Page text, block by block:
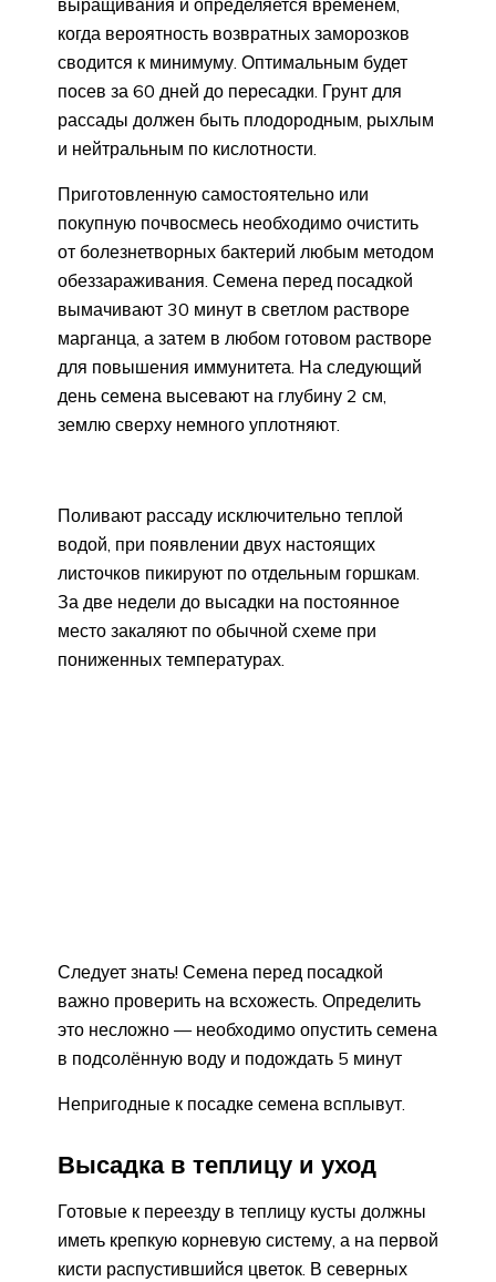
когда вероятность возвратных заморозков
сводится к минимуму. Оптимальным будет
посев за 60 дней до пересадки. Грунт для
рассады должен быть плодородным, рыхлым
и нейтральным по кислотности.
Приготовленную самостоятельно или
покупную почвосмесь необходимо очистить
от болезнетворных бактерий любым методом
обеззараживания. Семена перед посадкой
вымачивают 30 минут в светлом растворе
марганца, а затем в любом готовом растворе
для повышения иммунитета. На следующий
день семена высевают на глубину 2 см,
землю сверху немного уплотняют.
Поливают рассаду исключительно теплой
водой, при появлении двух настоящих
листочков пикируют по отдельным горшкам.
За две недели до высадки на постоянное
место закаляют по обычной схеме при
пониженных температурах.
Следует знать! Семена перед посадкой
важно проверить на всхожесть. Определить
это несложно — необходимо опустить семена
в подсолённую воду и подождать 5 минут
Непригодные к посадке семена всплывут.
Высадка в теплицу и уход
Готовые к переезду в теплицу кусты должны
иметь крепкую корневую систему, а на первой
кисти распустившийся цветок. В северных